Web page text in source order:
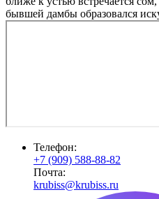
бывшей дамбы образовался
Телефон:
+7 (909) 588-88-82
Почта:
krubiss@krubiss.ru